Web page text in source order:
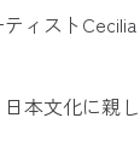
「二刀流でい
solo
ィスト
本文化に親